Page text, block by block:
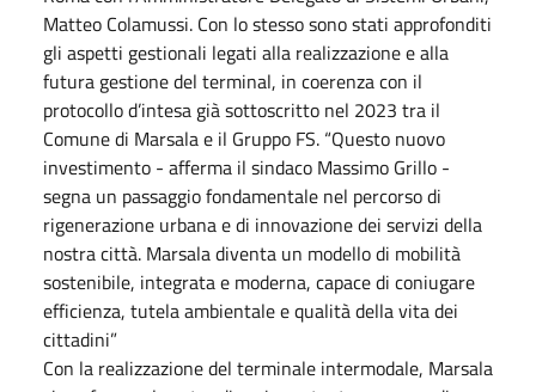
Matteo Colamussi. Con lo stesso sono stati approfonditi
gli aspetti gestionali legati alla realizzazione e alla
futura gestione del terminal, in coerenza con il
protocollo d’intesa già sottoscritto nel 2023 tra il
Comune di Marsala e il Gruppo FS. “Questo nuovo
investimento - afferma il sindaco Massimo Grillo -
segna un passaggio fondamentale nel percorso di
rigenerazione urbana e di innovazione dei servizi della
nostra città. Marsala diventa un modello di mobilità
sostenibile, integrata e moderna, capace di coniugare
efficienza, tutela ambientale e qualità della vita dei
cittadini”
Con la realizzazione del terminale intermodale, Marsala